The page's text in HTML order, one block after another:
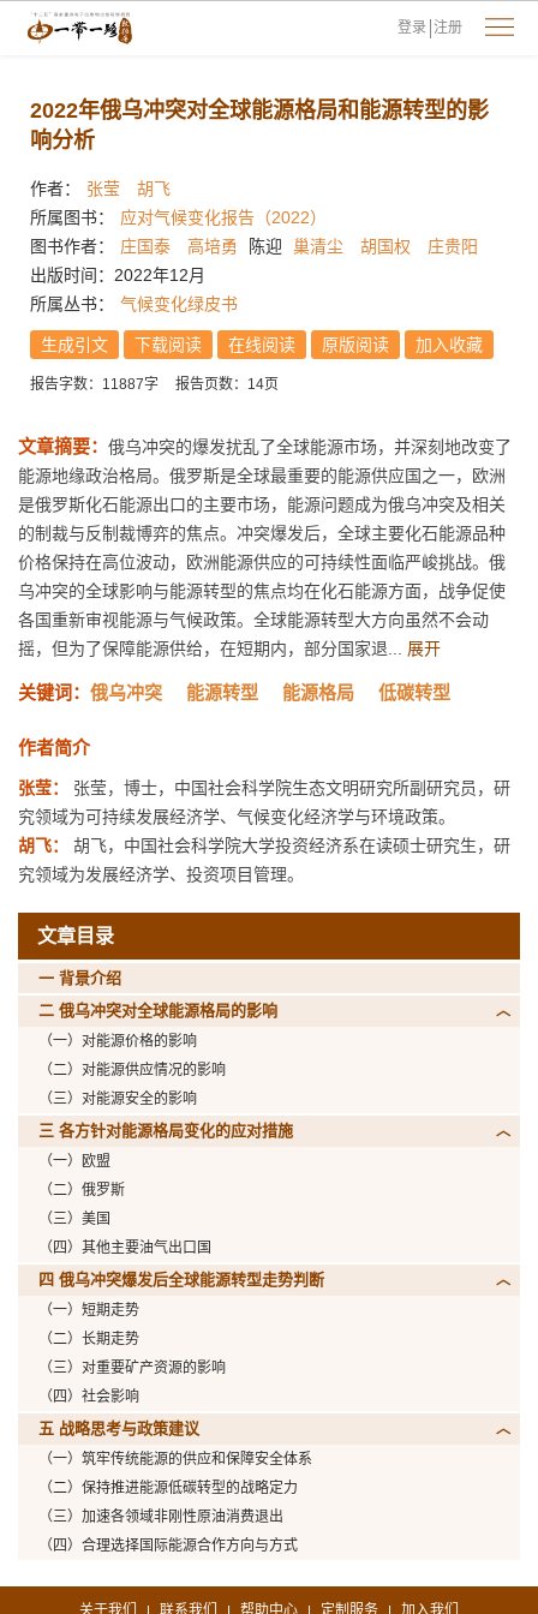
登录 注册
2022年俄乌冲突对全球能源格局和能源转型的影
响分析
作者： 张莹
胡飞
所属图书：
应对气候变化报告（2022）
图书作者：
庄国泰 高培勇 陈迎 巢清尘 胡国权
庄贵阳
出版时间：2022年12月
所属丛书：
气候变化绿皮书
生成引文 下载阅读 在线阅读 原版阅读 加入收藏
报告字数：11887字 报告页数：14页
文章摘要： 俄乌冲突的爆发扰乱了全球能源市场，并深刻地改变了
能源地缘政治格局。俄罗斯是全球最重要的能源供应国之一，欧洲
是俄罗斯化石能源出口的主要市场，能源问题成为俄乌冲突及相关
的制裁与反制裁博弈的焦点。冲突爆发后，全球主要化石能源品种
价格保持在高位波动，欧洲能源供应的可持续性面临严峻挑战。俄
乌冲突的全球影响与能源转型的焦点均在化石能源方面，战争促使
各国重新审视能源与气候政策。全球能源转型大方向虽然不会动
摇，但为了保障能源供给，在短期内，部分国家退... 展开
关键词： 俄乌冲突 能源转型 能源格局 低碳转型
作者简介
张莹：
张莹，博士，中国社会科学院生态文明研究所副研究员，研
究领域为可持续发展经济学、气候变化经济学与环境政策。
胡飞：
胡飞，中国社会科学院大学投资经济系在读硕士研究生，研
究领域为发展经济学、投资项目管理。
文章目录
一 背景介绍
二 俄乌冲突对全球能源格局的影响
（一）对能源价格的影响
（二）对能源供应情况的影响
（三）对能源安全的影响
三 各方针对能源格局变化的应对措施
（一）欧盟
（二）俄罗斯
（三）美国
（四）其他主要油气出口国
四 俄乌冲突爆发后全球能源转型走势判断
（一）短期走势
（二）长期走势
（三）对重要矿产资源的影响
（四）社会影响
五 战略思考与政策建议
（一）筑牢传统能源的供应和保障安全体系
（二）保持推进能源低碳转型的战略定力
（三）加速各领域非刚性原油消费退出
（四）合理选择国际能源合作方向与方式
关于我们 联系我们 帮助中心 定制服务 加入我们